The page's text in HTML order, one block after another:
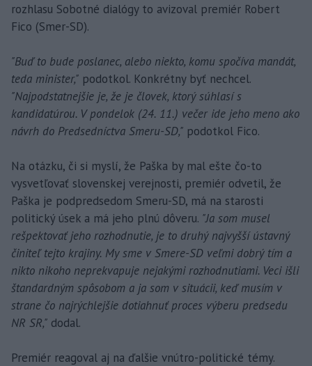
rozhlasu Sobotné dialógy to avizoval premiér Robert
Fico (Smer-SD).
"Buď to bude poslanec, alebo niekto, komu spočíva mandát,
teda minister," podotkol. Konkrétny byť nechcel.
"Najpodstatnejšie je, že je človek, ktorý súhlasí s
kandidatúrou. V pondelok (24. 11.) večer ide jeho meno ako
návrh do Predsedníctva Smeru-SD," podotkol Fico.
Na otázku, či si myslí, že Paška by mal ešte čo-to
vysvetľovať slovenskej verejnosti, premiér odvetil, že
Paška je podpredsedom Smeru-SD, má na starosti
politický úsek a má jeho plnú dôveru. "Ja som musel
rešpektovať jeho rozhodnutie, je to druhý najvyšší ústavný
činiteľ tejto krajiny. My sme v Smere-SD veľmi dobrý tím a
nikto nikoho neprekvapuje nejakými rozhodnutiami. Veci išli
štandardným spôsobom a ja som v situácii, keď musím v
strane čo najrýchlejšie dotiahnuť proces výberu predsedu
NR SR," dodal.
Premiér reagoval aj na ďalšie vnútro-politické témy.